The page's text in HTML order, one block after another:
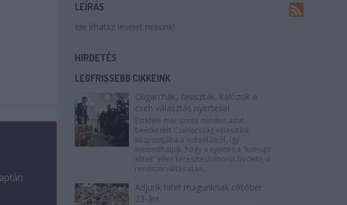
LEÍRÁS
Ide írhatsz levelet nekünk!
HIRDETÉS
LEGFRISSEBB CIKKEINK
Oligarchák, fasiszták, kalózok a
cseh választás nyertesei
Estefelé már szinte minden adat
beérkezett Csehország választási
központjába a voksolásról, így
kimondhatjuk, hogy a nyertes a “korrupt
elitek” ellen keresztesháborút hirdető, a
rendszerváltás után...
Adjunk hitet magunknak október
23-án!